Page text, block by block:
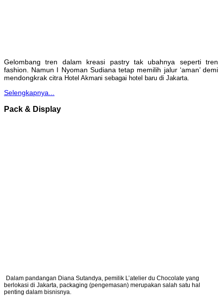
Gelombang tren dalam kreasi pastry tak ubahnya seperti tren
fashion. Namun I Nyoman Sudiana tetap memilih jalur ‘aman’ demi
mendongkrak citra Hotel Akmani sebagai hotel baru di Jakarta.
Selengkapnya...
Pack & Display
Dalam pandangan Diana Sutandya, pemilik L’atelier du Chocolate yang
berlokasi di Jakarta, packaging (pengemasan) merupakan salah satu hal
penting dalam bisnisnya.